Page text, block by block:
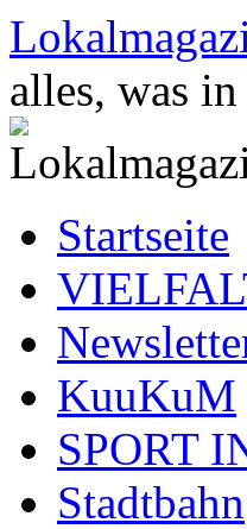
Zum
Inhalt
springen
alles, was
Startseite
KuuKuM
SPORT
Stadtbahn